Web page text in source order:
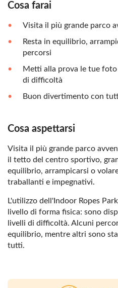
Cosa farai
Visita il più grande parco
Resta in equilibrio,
percorsi
Metti alla prova le tue
di difficoltà
Buon divertimento con
Cosa aspettarsi
Visita il più grande parco
il tetto del centro sportivo,
equilibrio, arrampicarsi o
traballanti e impegnativi.
L'utilizzo dell'Indoor Ropes
livello di forma fisica: sono
livelli di difficoltà. Alcuni
equilibrio, mentre altri sono
tutti.